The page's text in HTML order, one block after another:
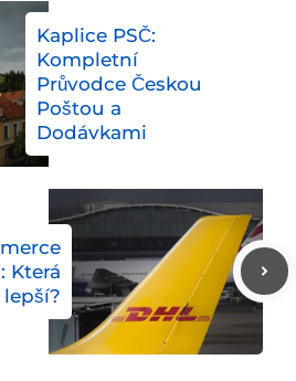
Kaplice PSČ:
Kompletní
Průvodce Českou
Poštou a
Dodávkami
Která